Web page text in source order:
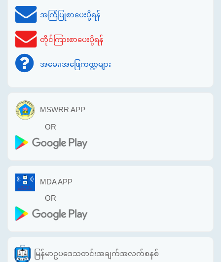
အကြံပြုစာပေးပို့ရန်
တိုင်ကြားစာပေးပို့ရန်
အမေး၊အဖြေကဏ္ဍများ
MSWRR APP
OR
MDA APP
OR
မြန်မာဥပဒေသတင်းအချက်အလက်စနစ်